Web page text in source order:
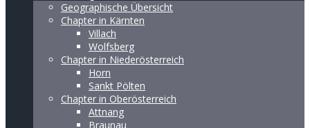
Geographische Übersicht
Chapter in Kärnten
Villach
Wolfsberg
Chapter in Niederösterreich
Horn
Sankt Pölten
Chapter in Oberösterreich
Attnang
Braunau